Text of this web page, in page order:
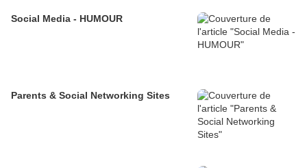
Social Media - HUMOUR
Parents & Social Networking Sites